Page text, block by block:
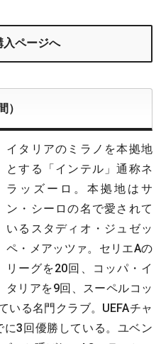
入ページへ
）
イタリアのミラノを本拠地
とする「インテル」通称ネ
ラッズーロ。本拠地はサ
ン・シーロの名で愛されて
いるスタディオ・ジュゼッ
ペ・メアッツァ。セリエAの
リーグを20回、コッパ・イ
タリアを9回、スーペルコッ
いる名門クラブ。UEFAチャ
3回優勝している。ユベン